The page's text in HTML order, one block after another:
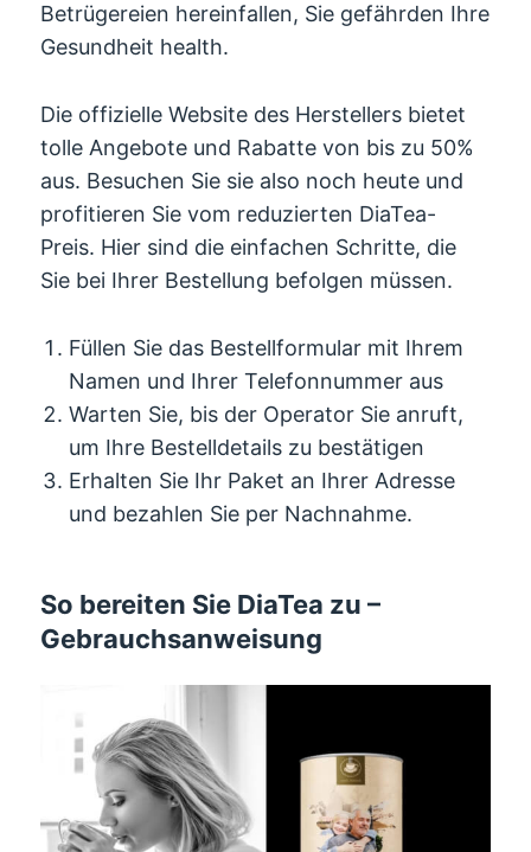
Betrügereien hereinfallen, Sie gefährden Ihre
Gesundheit health.
Die offizielle Website des Herstellers bietet
tolle Angebote und Rabatte von bis zu 50%
aus. Besuchen Sie sie also noch heute und
profitieren Sie vom reduzierten DiaTea-
Preis. Hier sind die einfachen Schritte, die
Sie bei Ihrer Bestellung befolgen müssen.
Füllen Sie das Bestellformular mit Ihrem
Namen und Ihrer Telefonnummer aus
Warten Sie, bis der Operator Sie anruft,
um Ihre Bestelldetails zu bestätigen
Erhalten Sie Ihr Paket an Ihrer Adresse
und bezahlen Sie per Nachnahme.
So bereiten Sie DiaTea zu –
Gebrauchsanweisung